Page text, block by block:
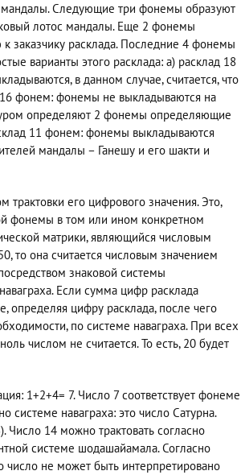
мандалы. Следующие три фонемы образуют
лотос мандалы. Еще 2 фонемы
заказчику расклада. Последние 4 фонемы
варианты этого расклада: а) расклад 18
в данном случае, считается, что
фонем: фонемы не выкладываются на
определяют 2 фонемы определяющие
11 фонем: фонемы выкладываются
мандалы – Ганешу и его шакти и
его цифрового значения. Это,
фонемы в том или ином конкретном
матрики, являющийся числовым
то она считается числовым значением
знаковой системы
Если сумма цифр расклада
определяя цифру расклада, после чего
по системе наваграха. При всех
числом не считается. То есть, 20 будет
1+2+4= 7. Число 7 соответствует фонеме
системе наваграха: это число Сатурна.
Число 14 можно трактовать согласно
системе шодашайамала. Согласно
число не может быть интерпретировано